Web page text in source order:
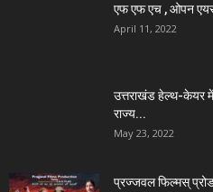
एफ एफ एच , ओपन एयर
April 11, 2022
उत्तराखंड हेल्थ-केयर में
राज्य...
May 23, 2022
प्रज्जवल फिल्मस्